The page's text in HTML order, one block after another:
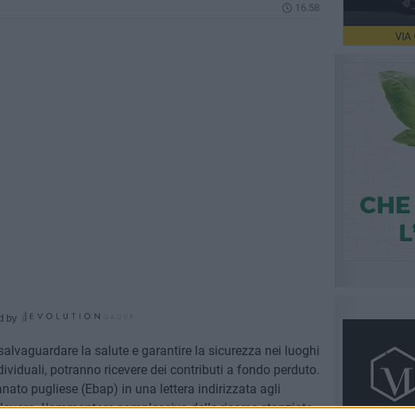
16.58
by
la salute e garantire la sicurezza nei luoghi
potranno ricevere dei contributi a fondo perduto.
pugliese (Ebap) in una lettera indirizzata agli
L'ammontare complessivo delle risorse stanziate